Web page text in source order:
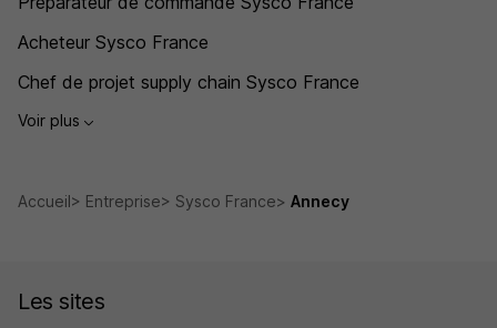
Acheteur Sysco France
Chef de projet supply chain Sysco France
Voir plus
Accueil Entreprise Sysco France Annecy
Les sites